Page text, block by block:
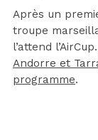
Après un
troupe
l’attend l’AirCup.
Andorre et
programme.